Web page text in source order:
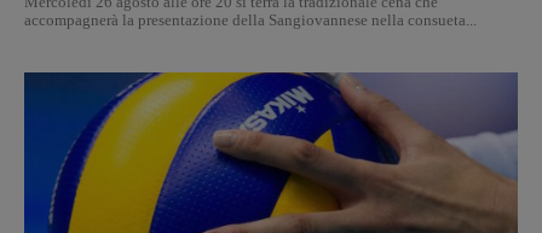
accompagnerà la presentazione della Sangiovannese nella consueta...